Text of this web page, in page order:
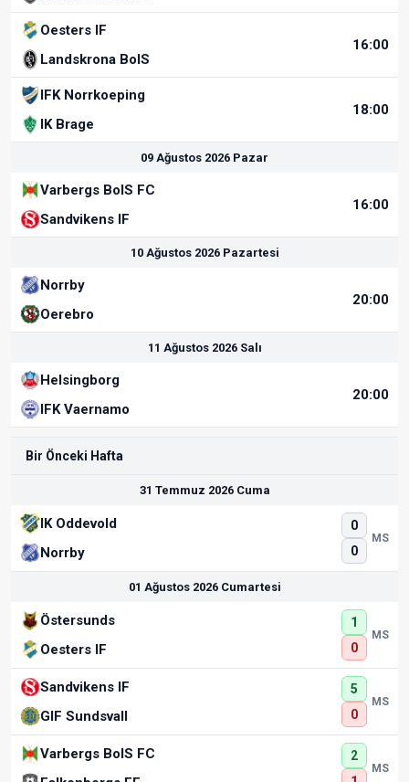
Oesters IF
Landskrona BoIS
16:00
IFK Norrkoeping
IK Brage
18:00
09 Ağustos 2026 Pazar
Varbergs BoIS FC
Sandvikens IF
16:00
10 Ağustos 2026 Pazartesi
Norrby
Oerebro
20:00
11 Ağustos 2026 Salı
Helsingborg
IFK Vaernamo
20:00
Bir Önceki Hafta
31 Temmuz 2026 Cuma
IK Oddevold
Norrby
0
0
MS
01 Ağustos 2026 Cumartesi
Östersunds
Oesters IF
1
0
MS
Sandvikens IF
GIF Sundsvall
5
0
MS
Varbergs BoIS FC
2
MS